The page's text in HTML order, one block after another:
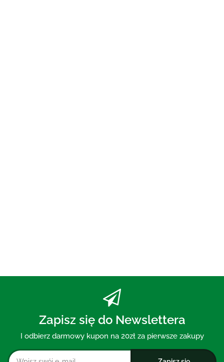
Zapisz się do Newslettera
I odbierz darmowy kupon na 20zł za pierwsze zakupy